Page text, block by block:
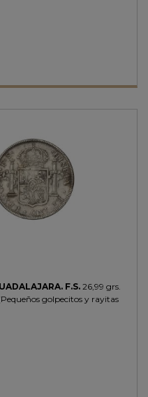
F.S. 26,99 grs.
golpecitos y rayitas